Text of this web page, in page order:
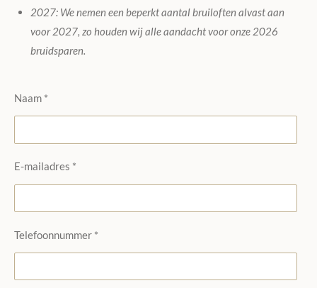
2027: We nemen een beperkt aantal bruiloften alvast aan
voor 2027, zo houden wij alle aandacht voor onze 2026
bruidsparen.
Naam *
E-mailadres *
Telefoonnummer *